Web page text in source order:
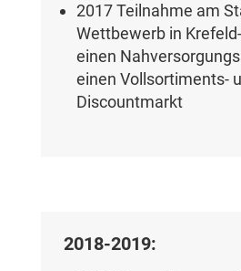
2017 Teilnahme am
Wettbewerb in
einen
einen Vollsortiments-
Discountmarkt
2018-2019: